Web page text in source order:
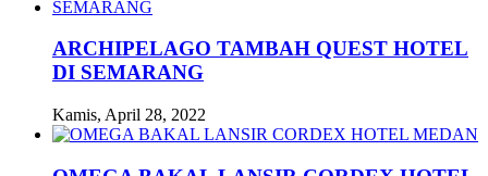
ARCHIPELAGO TAMBAH QUEST HOTEL
DI SEMARANG
Kamis, April 28, 2022